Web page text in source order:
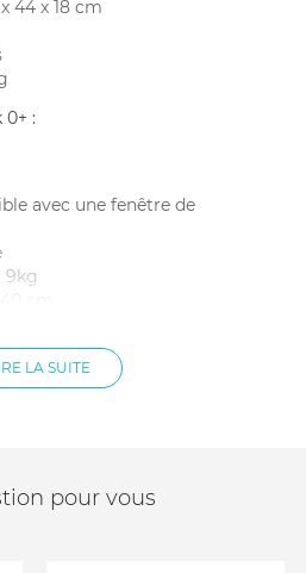
44 x 18 cm
:
avec une fenêtre de
9kg
LA SUITE
pour vous